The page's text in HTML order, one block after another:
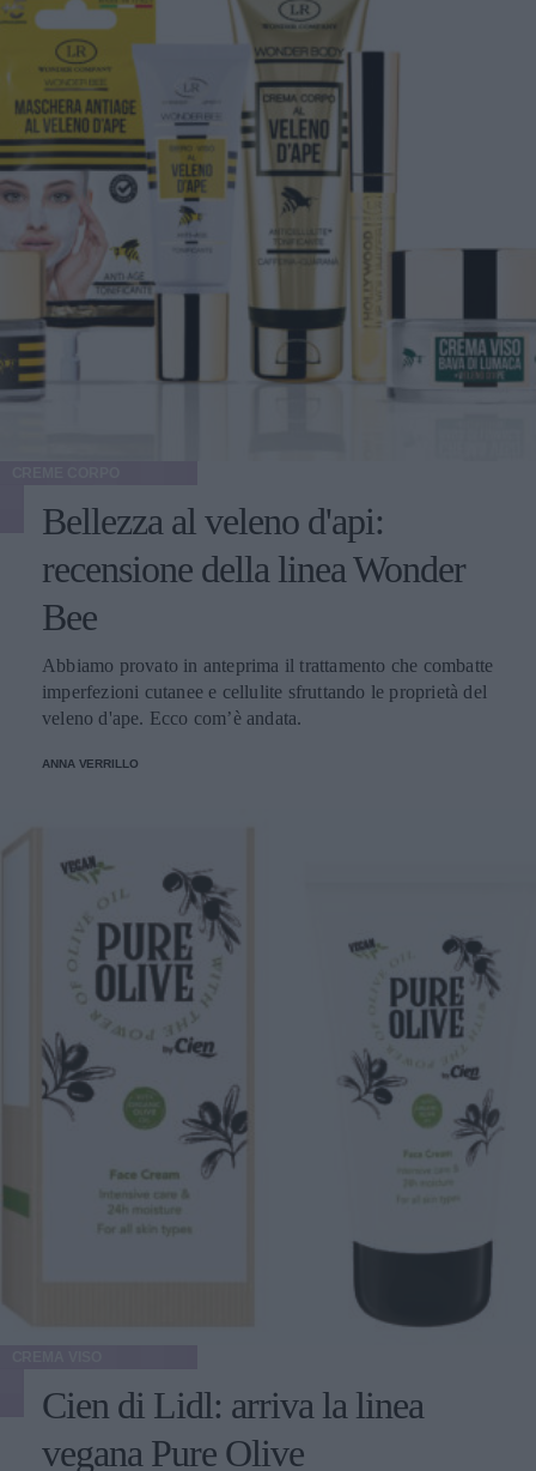
Bellezza al veleno d'api:
recensione della linea Wonder
Bee
Abbiamo provato in anteprima il trattamento che combatte
imperfezioni cutanee e cellulite sfruttando le proprietà del
veleno d'ape. Ecco com’è andata.
ANNA VERRILLO
Cien di Lidl: arriva la linea
vegana Pure Olive